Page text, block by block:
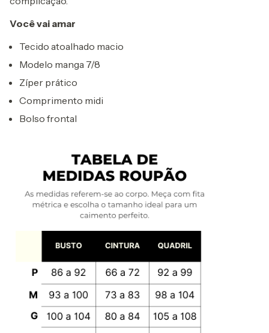
Você vai amar
Tecido atoalhado macio
Modelo manga 7/8
Zíper prático
Comprimento midi
Bolso frontal